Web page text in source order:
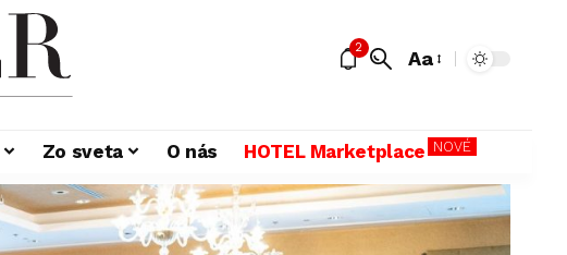
2 Aa
Zo sveta O nás HOTEL Marketplace NOVÉ